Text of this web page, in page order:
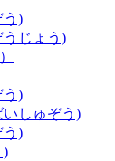
う)
じょう)
う)
しゅぞう)
う)
)